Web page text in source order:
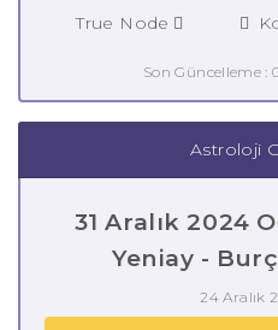
True Node
Son Güncelleme :
Astroloji
31 Aralık 2024
Yeniay -
24 Aralık